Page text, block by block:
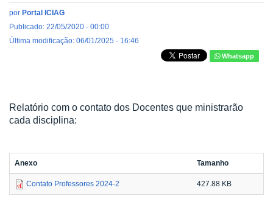
por Portal ICIAG
Publicado: 22/05/2020 - 00:00
Última modificação: 06/01/2025 - 16:46
Whatsapp
Relatório com o contato dos Docentes que ministrarão
cada disciplina:
Anexo Tamanho
Contato Professores 2024-2 427.88 KB